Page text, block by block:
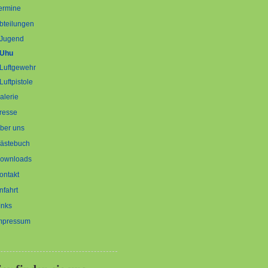
Jugend
Uhu
Luftgewehr
Luftpistole
uns